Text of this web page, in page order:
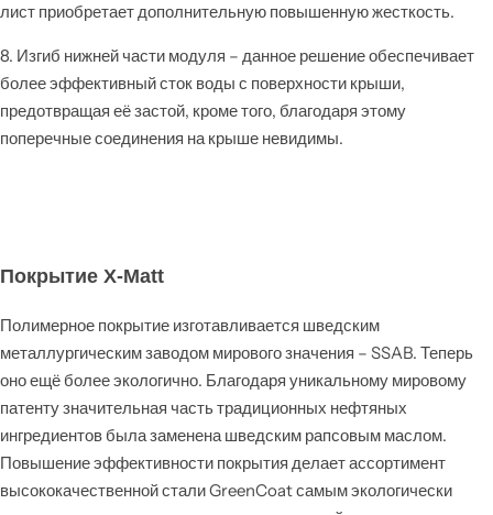
лист приобретает дополнительную повышенную жесткость.
8. Изгиб нижней части модуля – данное решение обеспечивает
более эффективный сток воды с поверхности крыши,
предотвращая её застой, кроме того, благодаря этому
поперечные соединения на крыше невидимы.
Покрытие X-Matt
Полимерное покрытие изготавливается шведским
металлургическим заводом мирового значения – SSAB. Теперь
оно ещё более экологично. Благодаря уникальному мировому
патенту значительная часть традиционных нефтяных
ингредиентов была заменена шведским рапсовым маслом.
Повышение эффективности покрытия делает ассортимент
высококачественной стали GreenCoat самым экологически